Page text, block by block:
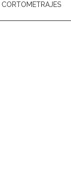
CORTOMETRAJES